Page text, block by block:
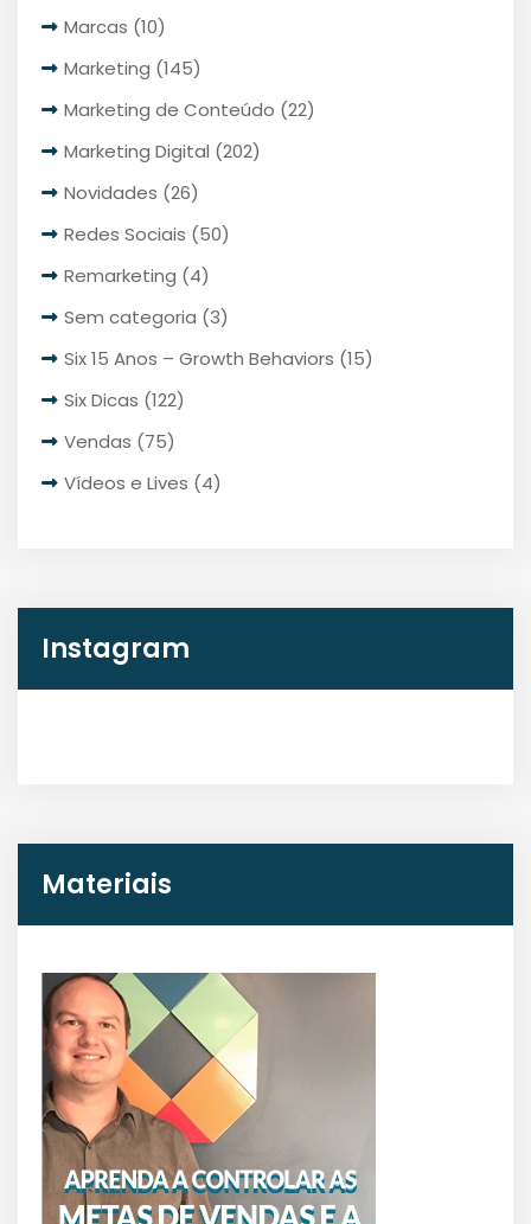
Marcas (10)
Marketing (145)
Marketing de Conteúdo (22)
Marketing Digital (202)
Novidades (26)
Redes Sociais (50)
Remarketing (4)
Sem categoria (3)
Six 15 Anos – Growth Behaviors (15)
Six Dicas (122)
Vendas (75)
Vídeos e Lives (4)
Instagram
Materiais